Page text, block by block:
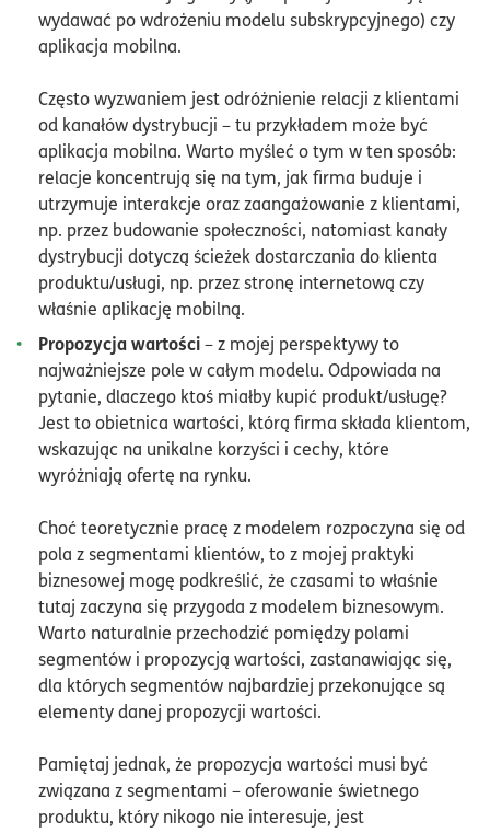
wydawać po wdrożeniu modelu subskrypcyjnego) czy
aplikacja mobilna.
Często wyzwaniem jest odróżnienie relacji z klientami
od kanałów dystrybucji – tu przykładem może być
aplikacja mobilna. Warto myśleć o tym w ten sposób:
relacje koncentrują się na tym, jak firma buduje i
utrzymuje interakcje oraz zaangażowanie z klientami,
np. przez budowanie społeczności, natomiast kanały
dystrybucji dotyczą ścieżek dostarczania do klienta
produktu/usługi, np. przez stronę internetową czy
właśnie aplikację mobilną.
Propozycja wartości– z mojej perspektywy to
najważniejsze pole w całym modelu. Odpowiada na
pytanie, dlaczego ktoś miałby kupić produkt/usługę?
Jest to obietnica wartości, którą firma składa klientom,
wskazując na unikalne korzyści i cechy, które
wyróżniają ofertę na rynku.
Choć teoretycznie pracę z modelem rozpoczyna się od
pola z segmentami klientów, to z mojej praktyki
biznesowej mogę podkreślić, że czasami to właśnie
tutaj zaczyna się przygoda z modelem biznesowym.
Warto naturalnie przechodzić pomiędzy polami
segmentów i propozycją wartości, zastanawiając się,
dla których segmentów najbardziej przekonujące są
elementy danej propozycji wartości.
Pamiętaj jednak, że propozycja wartości musi być
związana z segmentami – oferowanie świetnego
produktu, który nikogo nie interesuje, jest